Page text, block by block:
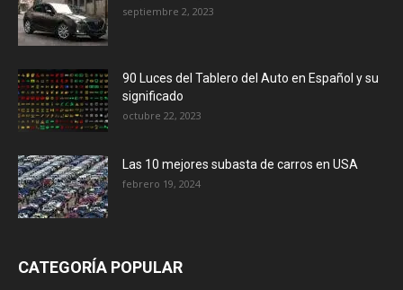
septiembre 2, 2023
90 Luces del Tablero del Auto en Español y su
significado
octubre 22, 2023
Las 10 mejores subasta de carros en USA
febrero 19, 2024
CATEGORÍA POPULAR